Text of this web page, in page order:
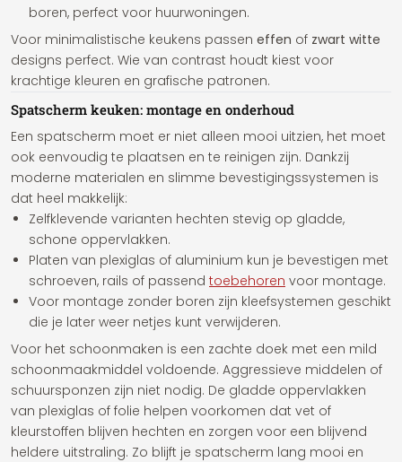
boren, perfect voor huurwoningen.
Voor minimalistische keukens passen effen of zwart witte
designs perfect. Wie van contrast houdt kiest voor
krachtige kleuren en grafische patronen.
Spatscherm keuken: montage en onderhoud
Een spatscherm moet er niet alleen mooi uitzien, het moet
ook eenvoudig te plaatsen en te reinigen zijn. Dankzij
moderne materialen en slimme bevestigingssystemen is
dat heel makkelijk:
Zelfklevende varianten hechten stevig op gladde,
schone oppervlakken.
Platen van plexiglas of aluminium kun je bevestigen met
schroeven, rails of passend toebehoren voor montage.
Voor montage zonder boren zijn kleefsystemen geschikt
die je later weer netjes kunt verwijderen.
Voor het schoonmaken is een zachte doek met een mild
schoonmaakmiddel voldoende. Aggressieve middelen of
schuursponzen zijn niet nodig. De gladde oppervlakken
van plexiglas of folie helpen voorkomen dat vet of
kleurstoffen blijven hechten en zorgen voor een blijvend
heldere uitstraling. Zo blijft je spatscherm lang mooi en